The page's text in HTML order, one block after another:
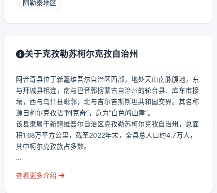
阿勒泰地区
关于克孜勒苏柯尔克孜自治州
阿合奇县位于新疆维吾尔自治区西部，地处天山南脉腹地，东
与拜城县相连，南与巴音郭楞蒙古自治州的轮台县、库车市接
壤，西与乌什县毗邻，北与吉尔吉斯斯坦共和国交界。其名称
源自柯尔克孜语“阿克奇”，意为“白色的山崖”。
该县隶属于新疆维吾尔自治区克孜勒苏柯尔克孜自治州，总面
积1.68万平方公里，截至2022年末，全县总人口约4.7万人，
其中柯尔克孜族占多数。
...
查看更多介绍